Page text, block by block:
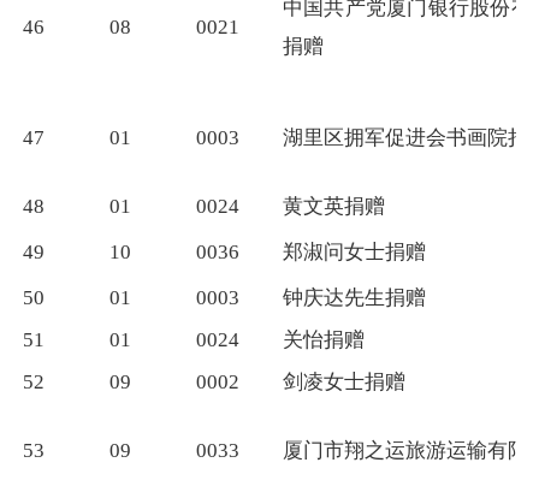
46 08 0021
中国共产党厦门银行股份
捐赠
47 01 0003 湖里区拥军促进会书画院捐
48 01 0024
黄文英捐赠
49
10 0036
郑淑问女士捐赠
50
01 0003
钟庆达先生捐赠
51
01 0024
关怡捐赠
52
09 0002 剑凌女士捐赠
53 09 0033 厦门市翔之运旅游运输有限